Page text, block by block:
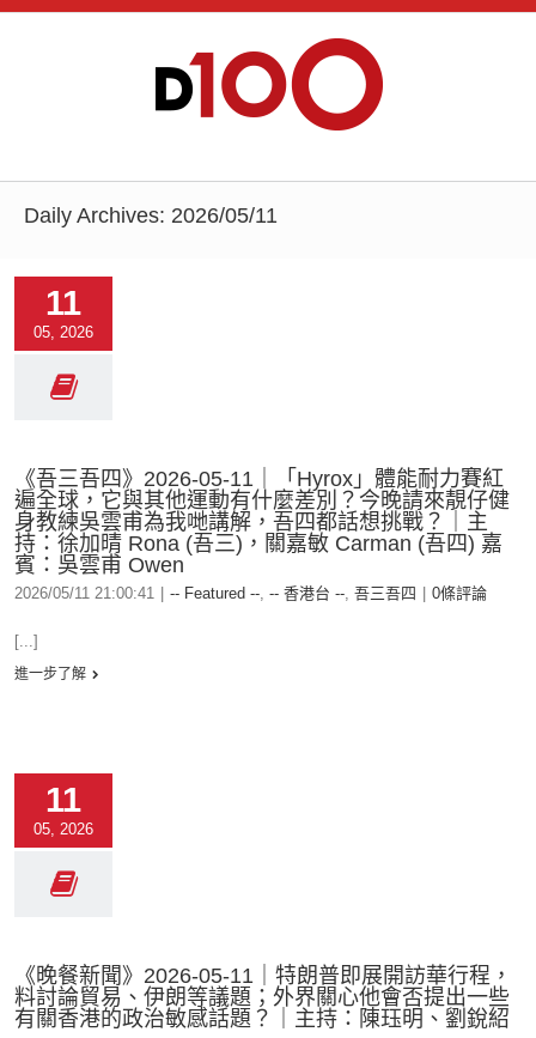
Daily Archives: 2026/05/11
11
05, 2026
《吾三吾四》2026-05-11｜「Hyrox」體能耐力賽紅
遍全球，它與其他運動有什麼差別？今晚請來靚仔健
身教練吳雲甫為我哋講解，吾四都話想挑戰？｜主
持：徐加晴 Rona (吾三)，關嘉敏 Carman (吾四) 嘉
賓：吳雲甫 Owen
2026/05/11 21:00:41 -- Featured --, -- 香港台 --, 吾三吾四 0條評論
[...]
進一步了解
11
05, 2026
《晚餐新聞》2026-05-11｜特朗普即展開訪華行程，
料討論貿易、伊朗等議題；外界關心他會否提出一些
有關香港的政治敏感話題？｜主持：陳珏明、劉銳紹